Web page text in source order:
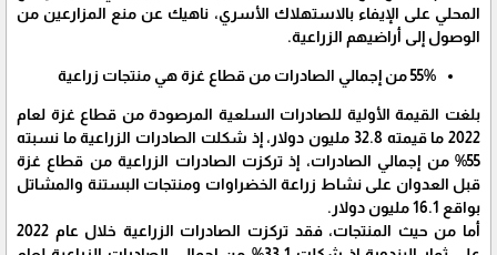
المحلي على الإيفاء بالاستهلاك الأسري، ناهيك عن منع المزارعين من
الوصول إلى أراضيهم الزراعية.
55% من إجمالي الصادرات من قطاع غزة هي منتجات زراعية
بلغت القيمة الأولية للصادرات السلعية المرصودة من قطاع غزة لعام
2022 ما قيمته 32.8 مليون دولار، إذ شكلت الصادرات الزراعية ما نسبته
55% من إجمالي الصادرات، إذ تركزت الصادرات الزراعية من قطاع غزة
قبل العدوان على نشاط زراعة الخضراوات ومنتجات البستنة والمشاتل
بواقع 16.1 مليون دولار.
أما من حيث المنتجات، فقد تركزت الصادرات الزراعية خلال عام 2022